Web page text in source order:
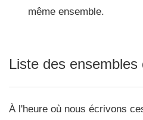
même ensemble.
Liste des ensembles
À l'heure où nous écrivons